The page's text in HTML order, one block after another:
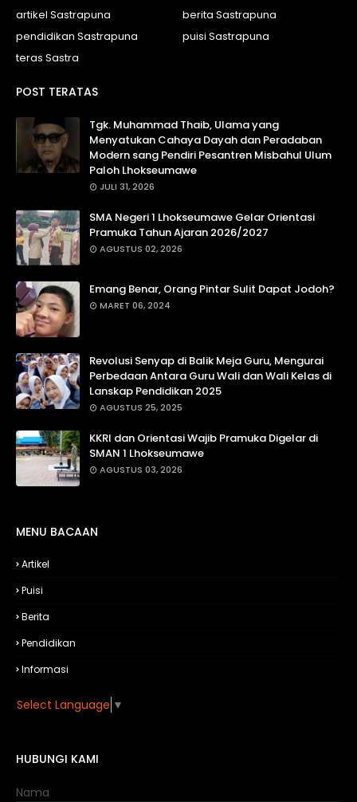
artikel Sastrapuna
berita Sastrapuna
pendidikan Sastrapuna
puisi Sastrapuna
teras Sastra
POST TERATAS
Tgk. Muhammad Thaib, Ulama yang
Menyatukan Cahaya Dayah dan Peradaban
Modern sang Pendiri Pesantren Misbahul Ulum
Paloh Lhokseumawe
JULI 31, 2026
SMA Negeri 1 Lhokseumawe Gelar Orientasi
Pramuka Tahun Ajaran 2026/2027
AGUSTUS 02, 2026
Emang Benar, Orang Pintar Sulit Dapat Jodoh?
MARET 06, 2024
Revolusi Senyap di Balik Meja Guru, Mengurai
Perbedaan Antara Guru Wali dan Wali Kelas di
Lanskap Pendidikan 2025
AGUSTUS 25, 2025
KKRI dan Orientasi Wajib Pramuka Digelar di
SMAN 1 Lhokseumawe
AGUSTUS 03, 2026
MENU BACAAN
Artikel
Puisi
Berita
Pendidikan
Informasi
Select Language ▼
HUBUNGI KAMI
Nama